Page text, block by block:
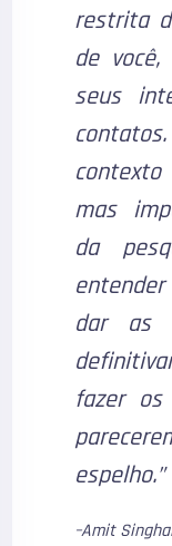
restrita
de você,
seus
mas
da
dar as
fazer os
espelho.”
–Amit